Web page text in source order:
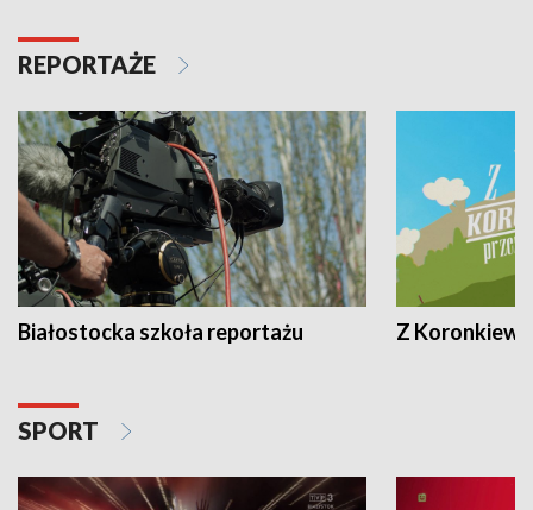
REPORTAŻE
Białostocka szkoła reportażu Z
SPORT